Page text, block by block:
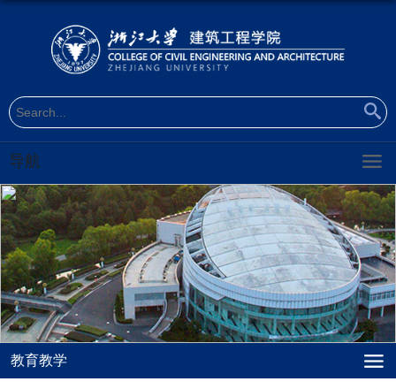
导航
教育教学